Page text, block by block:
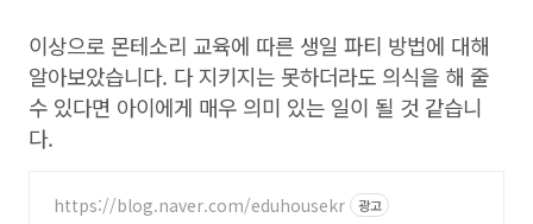
이상으로 몬테소리 교육에 따른 생일 파티 방법에 대해
알아보았습니다. 다 지키지는 못하더라도 의식을 해 줄
수 있다면 아이에게 매우 의미 있는 일이 될 것 같습니
다.
https://blog.naver.com/eduhousekr 광고